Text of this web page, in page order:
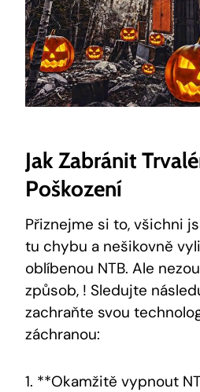
Jak Zabránit
Poškození
Přiznejme si to, všichni
tu chybu a nešikovně
oblíbenou NTB. Ale
způsob, ! Sledujte
zachraňte svou
záchranou:
1. **Okamžitě vypnout